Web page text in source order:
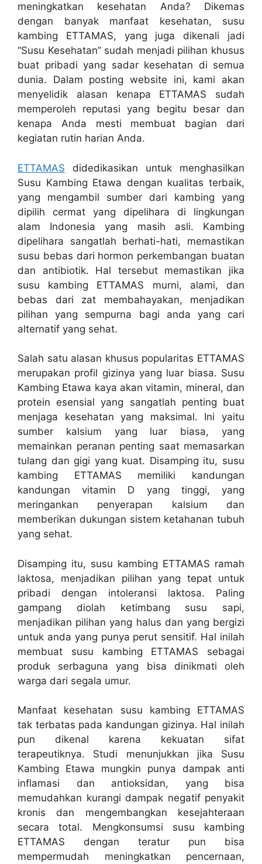
meningkatkan kesehatan Anda? Dikemas
dengan banyak manfaat kesehatan, susu
kambing ETTAMAS, yang juga dikenali jadi
“Susu Kesehatan” sudah menjadi pilihan khusus
buat pribadi yang sadar kesehatan di semua
dunia. Dalam posting website ini, kami akan
menyelidik alasan kenapa ETTAMAS sudah
memperoleh reputasi yang begitu besar dan
kenapa Anda mesti membuat bagian dari
kegiatan rutin harian Anda.
ETTAMAS didedikasikan untuk menghasilkan
Susu Kambing Etawa dengan kualitas terbaik,
yang mengambil sumber dari kambing yang
dipilih cermat yang dipelihara di lingkungan
alam Indonesia yang masih asli. Kambing
dipelihara sangatlah berhati-hati, memastikan
susu bebas dari hormon perkembangan buatan
dan antibiotik. Hal tersebut memastikan jika
susu kambing ETTAMAS murni, alami, dan
bebas dari zat membahayakan, menjadikan
pilihan yang sempurna bagi anda yang cari
alternatif yang sehat.
Salah satu alasan khusus popularitas ETTAMAS
merupakan profil gizinya yang luar biasa. Susu
Kambing Etawa kaya akan vitamin, mineral, dan
protein esensial yang sangatlah penting buat
menjaga kesehatan yang maksimal. Ini yaitu
sumber kalsium yang luar biasa, yang
memainkan peranan penting saat memasarkan
tulang dan gigi yang kuat. Disamping itu, susu
kambing ETTAMAS memiliki kandungan
kandungan vitamin D yang tinggi, yang
meringankan penyerapan kalsium dan
memberikan dukungan sistem ketahanan tubuh
yang sehat.
Disamping itu, susu kambing ETTAMAS ramah
laktosa, menjadikan pilihan yang tepat untuk
pribadi dengan intoleransi laktosa. Paling
gampang diolah ketimbang susu sapi,
menjadikan pilihan yang halus dan yang bergizi
untuk anda yang punya perut sensitif. Hal inilah
membuat susu kambing ETTAMAS sebagai
produk serbaguna yang bisa dinikmati oleh
warga dari segala umur.
Manfaat kesehatan susu kambing ETTAMAS
tak terbatas pada kandungan gizinya. Hal inilah
pun dikenal karena kekuatan sifat
terapeutiknya. Studi menunjukkan jika Susu
Kambing Etawa mungkin punya dampak anti
inflamasi dan antioksidan, yang bisa
memudahkan kurangi dampak negatif penyakit
kronis dan mengembangkan kesejahteraan
secara total. Mengkonsumsi susu kambing
ETTAMAS dengan teratur pun bisa
mempermudah meningkatkan pencernaan,